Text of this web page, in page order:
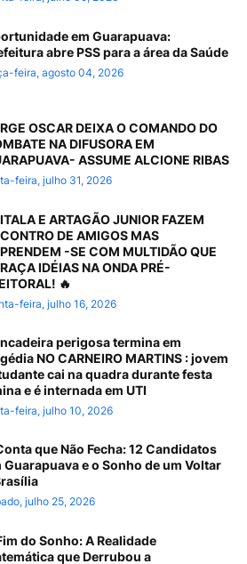
em Guarapuava:
abre PSS para a área da Saúde
feira, agosto 04, 2026
OSCAR DEIXA O COMANDO DO
NA DIFUSORA EM
ASSUME ALCIONE RIBAS
feira, julho 31, 2026
E ARTAGÃO JUNIOR FAZEM
DE AMIGOS MAS
-SE COM MULTIDÃO QUE
IDÉIAS NA ONDA PRÉ-
🔥
feira, julho 16, 2026
perigosa termina em
NO CARNEIRO MARTINS : jovem
cai na quadra durante festa
e é internada em UTI
feira, julho 10, 2026
que Não Fecha: 12 Candidatos
Guarapuava e o Sonho de um Voltar
julho 25, 2026
do Sonho: A Realidade
que Derrubou a